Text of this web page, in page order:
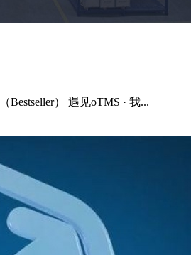
） 遇见oTMS · 我...